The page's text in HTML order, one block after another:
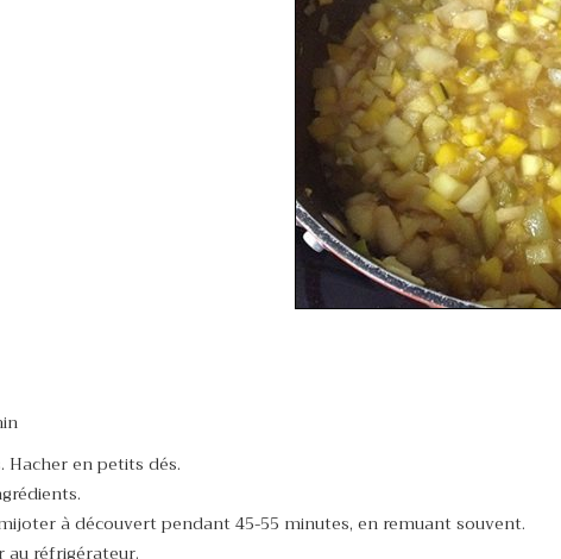
en petits dés.
à découvert pendant 45-55 minutes, en remuant souvent.
au réfrigérateur.